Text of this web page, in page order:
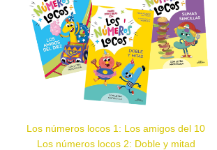
Los números locos 1: Los amigos del 10
Los números locos 2: Doble y mitad